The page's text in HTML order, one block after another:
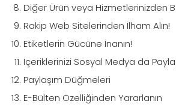
Diğer Ürün veya Hizmetlerinizden
Rakip Web Sitelerinden İlham Alın!
Etiketlerin Gücüne İnanın!
İçeriklerinizi Sosyal Medya da
Paylaşım Düğmeleri
E-Bülten Özelliğinden Yararlanın